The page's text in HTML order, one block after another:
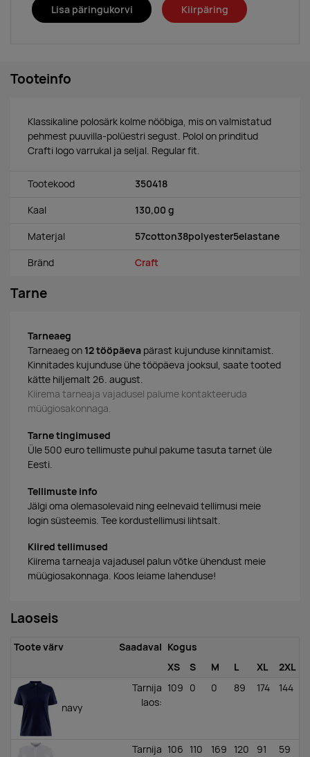
Lisa päringukorvi Kiirpäring
Tooteinfo
Klassikaline polosärk kolme nööbiga, mis on valmistatud
pehmest puuvilla-polüestri segust. Polol on prinditud
Crafti logo varrukal ja seljal. Regular fit.
Tootekood 350418
Kaal 130,00 g
Materjal 57cotton38polyester5elastane
Bränd Craft
Tarne
Tarneaeg
Tarneaeg on 12 tööpäeva pärast kujunduse kinnitamist.
Kinnitades kujunduse ühe tööpäeva jooksul, saate tooted
kätte hiljemalt 26. august.
Kiirema tarneaja vajadusel palume kontakteeruda
müügiosakonnaga.
Tarne tingimused
Üle 500 euro tellimuste puhul pakume tasuta tarnet üle
Eesti.
Tellimuste info
Jälgi oma olemasolevaid ning eelnevaid tellimusi meie
login süsteemis. Tee kordustellimusi lihtsalt.
Kiired tellimused
Kiirema tarneaja vajadusel palun võtke ühendust meie
müügiosakonnaga. Koos leiame lahenduse!
Laoseis
Toote värv Saadaval Kogus
XS
S M L XL 2XL
navy
Tarnija
laos:
109 0 0 89 174 144
Tarnija 106 110 169 120 91 59